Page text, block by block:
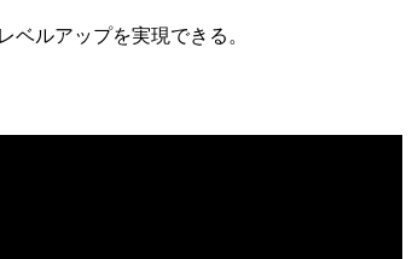
ルアップを実現できる。